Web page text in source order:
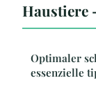
Haustiere
Optimaler
essenzielle